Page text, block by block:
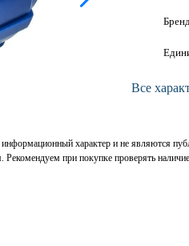
Все
информационный характер и не являются
при покупке проверять